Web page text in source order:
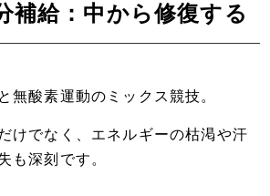
補給：中から修復する
無酸素運動のミックス競技。
けでなく、エネルギーの枯渇や汗
も深刻です。